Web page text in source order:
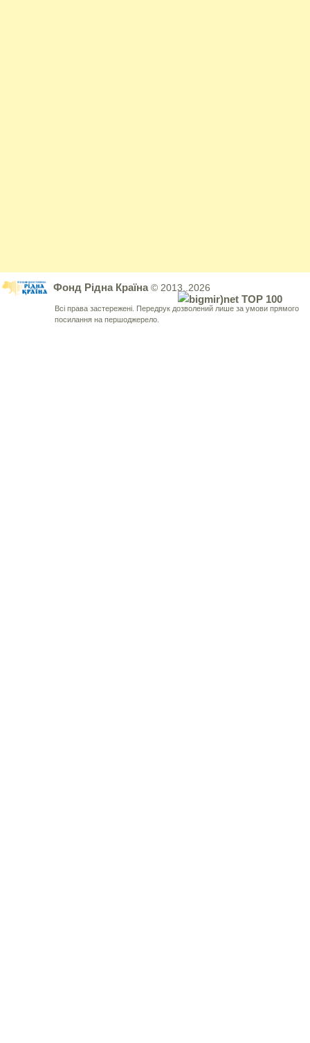
Фонд Рідна Країна© 2013..2026
Всі права застережені. Передрук дозволений лише за умови прямого
посилання на першоджерело.